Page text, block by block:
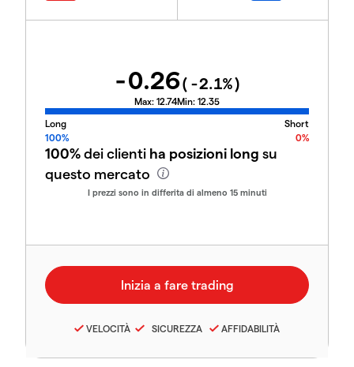
-0.26( -2.1%)
Max: 12.74Min: 12.35
Long
Short
100%
0%
100%dei clienti ha posizioni long su
questo mercato
I prezzi sono in differita di almeno 15 minuti
VELOCITÀ SICUREZZA AFFIDABILITÀ